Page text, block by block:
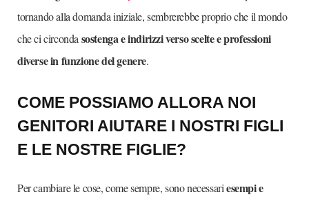
tornando alla domanda iniziale, sembrerebbe proprio che il mondo
che ci circonda sostenga e indirizzi verso scelte e professioni
diverse in funzione del genere.
COME POSSIAMO ALLORA NOI
GENITORI AIUTARE I NOSTRI FIGLI
E LE NOSTRE FIGLIE?
Per cambiare le cose, come sempre, sono necessariesempi e